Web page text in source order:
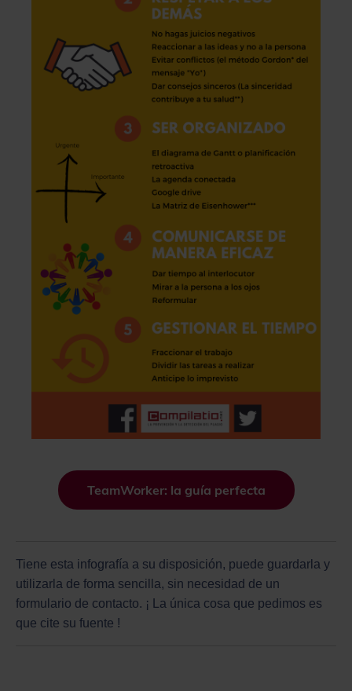
TeamWorker: la guía perfecta
Tiene esta infografía a su disposición, puede guardarla y
utilizarla de forma sencilla, sin necesidad de un
formulario de contacto. ¡ La única cosa que pedimos es
que cite su fuente !